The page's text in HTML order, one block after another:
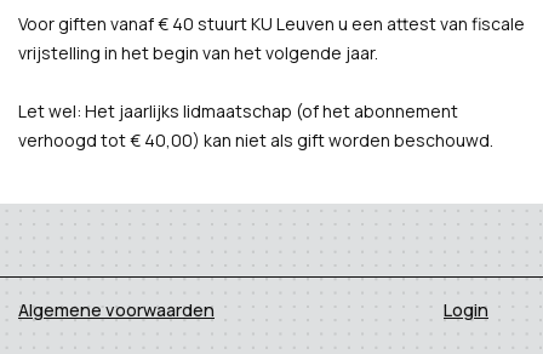
Voor giften vanaf € 40 stuurt KU Leuven u een attest van fiscale
vrijstelling in het begin van het volgende jaar.
Let wel: Het jaarlijks lidmaatschap (of het abonnement
verhoogd tot € 40,00) kan niet als gift worden beschouwd.
Algemene voorwaarden Login